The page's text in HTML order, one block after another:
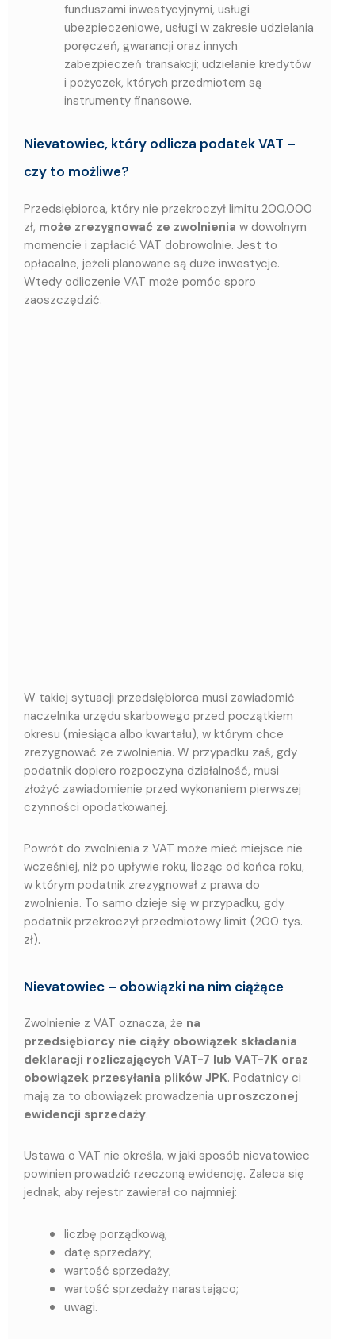
funduszami inwestycyjnymi, usługi
ubezpieczeniowe, usługi w zakresie udzielania
poręczeń, gwarancji oraz innych
zabezpieczeń transakcji; udzielanie kredytów
i pożyczek, których przedmiotem są
instrumenty finansowe.
Nievatowiec, który odlicza podatek VAT –
czy to możliwe?
Przedsiębiorca, który nie przekroczył limitu 200.000
zł, może zrezygnować ze zwolnienia w dowolnym
momencie i zapłacić VAT dobrowolnie. Jest to
opłacalne, jeżeli planowane są duże inwestycje.
Wtedy odliczenie VAT może pomóc sporo
zaoszczędzić.
W takiej sytuacji przedsiębiorca musi zawiadomić
naczelnika urzędu skarbowego przed początkiem
okresu (miesiąca albo kwartału), w którym chce
zrezygnować ze zwolnienia. W przypadku zaś, gdy
podatnik dopiero rozpoczyna działalność, musi
złożyć zawiadomienie przed wykonaniem pierwszej
czynności opodatkowanej.
Powrót do zwolnienia z VAT może mieć miejsce nie
wcześniej, niż po upływie roku, licząc od końca roku,
w którym podatnik zrezygnował z prawa do
zwolnienia. To samo dzieje się w przypadku, gdy
podatnik przekroczył przedmiotowy limit (200 tys.
zł).
Nievatowiec – obowiązki na nim ciążące
Zwolnienie z VAT oznacza, że na
przedsiębiorcy nie ciąży obowiązek składania
deklaracji rozliczających VAT-7 lub VAT-7K oraz
obowiązek przesyłania plików JPK. Podatnicy ci
mają za to obowiązek prowadzenia uproszczonej
ewidencji sprzedaży.
Ustawa o VAT nie określa, w jaki sposób nievatowiec
powinien prowadzić rzeczoną ewidencję. Zaleca się
jednak, aby rejestr zawierał co najmniej:
liczbę porządkową;
datę sprzedaży;
wartość sprzedaży;
wartość sprzedaży narastająco;
uwagi.